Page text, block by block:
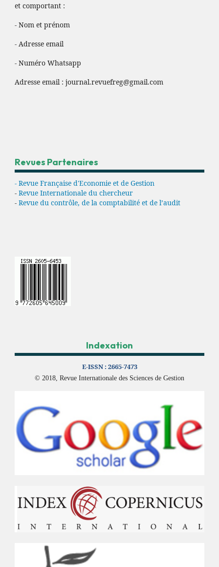
et comportant :
- Nom et prénom
- Adresse email
- Numéro Whatsapp
Adresse email : journal.revuefreg@gmail.com
Revues Partenaires
- Revue Française d'Economie et de Gestion
- Revue Internationale du chercheur
- Revue du contrôle, de la comptabilité et de l’audit
Indexation
E-ISSN : 2665-7473
© 2018, Revue Internationale des Sciences de Gestion